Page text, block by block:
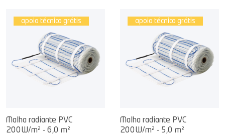
apoio técnico grátis
Malha radiante PVC
200W/m² - 6,0 m²
apoio técnico grátis
Malha radiante PVC
200W/m² - 5,0 m²